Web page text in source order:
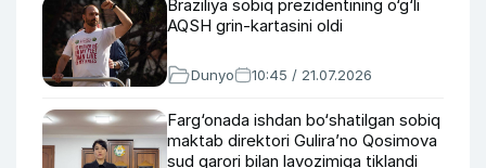
Braziliya sobiq prezidentining o‘g‘li
AQSH grin-kartasini oldi
Dunyo 10:45 / 21.07.2026
Farg‘onada ishdan bo‘shatilgan sobiq
maktab direktori Gulira’no Qosimova
sud qarori bilan lavozimiga tiklandi